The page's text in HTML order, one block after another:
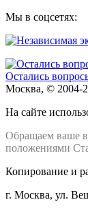
Мы в соцсетях:
Остались
Москва, © 2004-
На сайте
Обращаем ваше
положениями
Копирование и
г. Москва, ул.